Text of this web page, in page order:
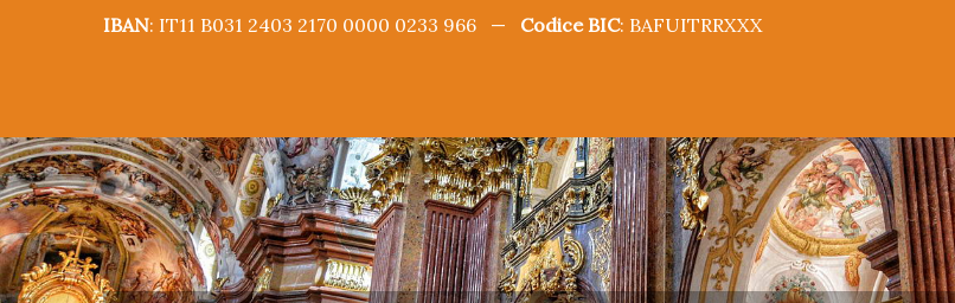
IBAN: IT11 B031 2403 2170 0000 0233 966 — Codice BIC: BAFUITRRXXX